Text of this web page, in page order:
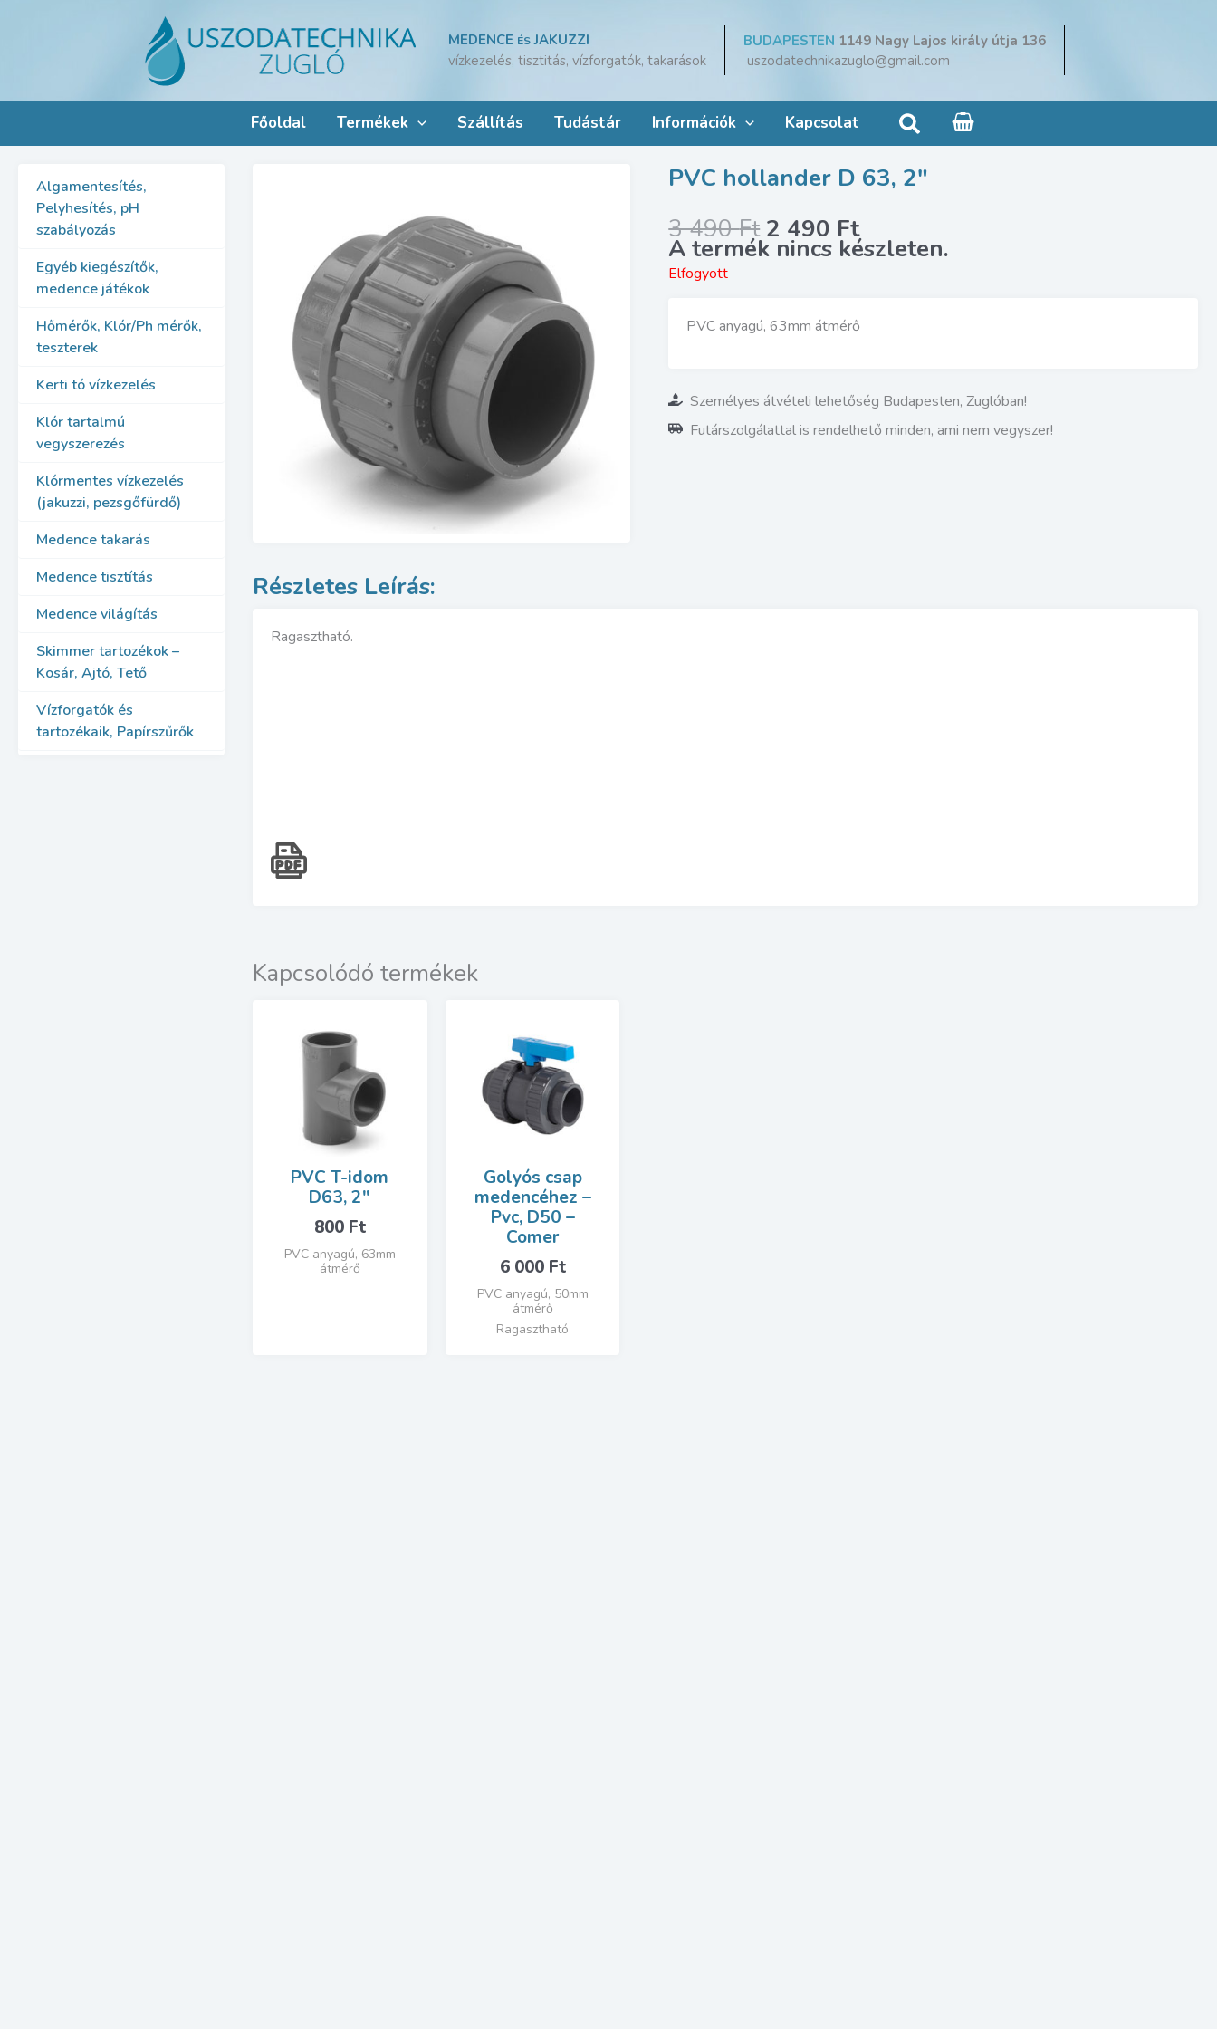
MEDENCE ÉSJAKUZZI
vízkezelés, tisztitás, vízforgatók, takarások
BUDAPESTEN 1149 Nagy Lajos király útja 136
uszodatechnikazuglo@gmail.com
Főoldal Termékek Szállítás Tudástár Információk Kapcsolat Search
Algamentesítés,
Pelyhesítés, pH
szabályozás
Egyéb kiegészítők,
medence játékok
Hőmérők, Klór/Ph mérők,
teszterek
Kerti tó vízkezelés
Klór tartalmú
vegyszerezés
Klórmentes vízkezelés
(jakuzzi, pezsgőfürdő)
Medence takarás
Medence tisztítás
Medence világítás
Skimmer tartozékok –
Kosár, Ajtó, Tető
Vízforgatók és
tartozékaik, Papírszűrők
PVC hollander D 63, 2″
3 490Ft Original
price
was:
2 490 FtCurrent
price
is:
Elfogyott
PVC anyagú, 63mm átmérő
Személyes átvételi lehetőség Budapesten, Zuglóban!
Futárszolgálattal is rendelhető minden, ami nem vegyszer!
Ragasztható.
Kapcsolódó termékek
PVC T-idom
D63, 2″
800 Ft
PVC anyagú, 63mm
átmérő
Golyós csap
medencéhez –
Pvc, D50 –
Comer
6 000 Ft
PVC anyagú, 50mm
átmérő
Ragasztható